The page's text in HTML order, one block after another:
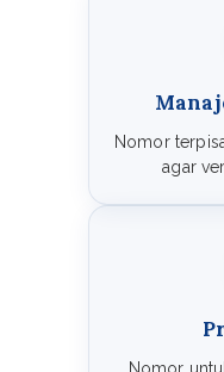
Nomor
agar